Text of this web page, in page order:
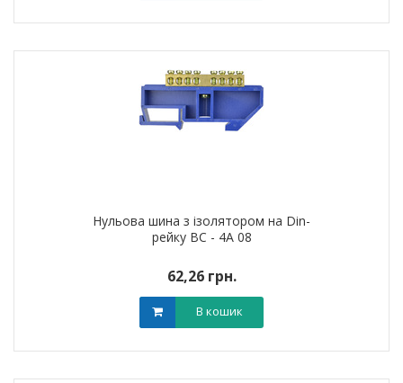
Нульова шина з ізолятором на Din-
рейку ВС - 4А 08
62,26 грн.
В кошик